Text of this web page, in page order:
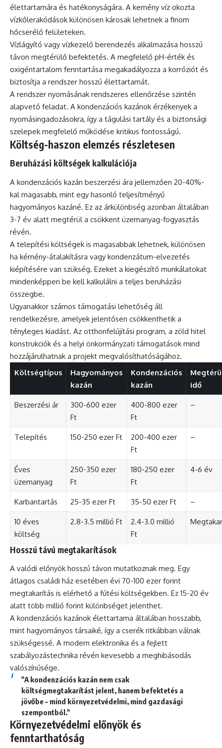
élettartamára és hatékonyságára. A kemény víz okozta
vízkőlerakódások különösen károsak lehetnek a finom
hőcserélő felületeken.
Vízlágyító vagy vízkezelő berendezés alkalmazása hosszú
távon megtérülő befektetés. A megfelelő pH-érték és
oxigéntartalom fenntartása megakadályozza a korróziót és
biztosítja a rendszer hosszú élettartamát.
A rendszer nyomásának rendszeres ellenőrzése szintén
alapvető feladat. A kondenzációs kazánok érzékenyek a
nyomásingadozásokra, így a tágulási tartály és a biztonsági
szelepek megfelelő működése kritikus fontosságú.
Költség-haszon elemzés részletesen
Beruházási költségek kalkulációja
A kondenzációs kazán beszerzési ára jellemzően 20-40%-
kal magasabb, mint egy hasonló teljesítményű
hagyományos kazáné. Ez az árkülönbség azonban általában
3-7 év alatt megtérül a csökkent üzemanyag-fogyasztás
révén.
A telepítési költségek is magasabbak lehetnek, különösen
ha kémény-átalakításra vagy kondenzátum-elvezetés
kiépítésére van szükség. Ezeket a kiegészítő munkálatokat
mindenképpen be kell kalkulálni a teljes beruházási
összegbe.
Ugyanakkor számos támogatási lehetőség áll
rendelkezésre, amelyek jelentősen csökkenthetik a
tényleges kiadást. Az otthonfelújítási program, a zöld hitel
konstrukciók és a helyi önkormányzati támogatások mind
hozzájárulhatnak a projekt megvalósíthatóságához.
Költségtípus
Hagyományos
kazán
Kondenzációs
kazán
idő
Beszerzési ár
300-600 ezer
Ft
400-800 ezer
Ft
–
Telepítés 150-250 ezer Ft
200-400 ezer
Ft
–
Éves
üzemanyag
250-350 ezer
Ft
180-250 ezer
Ft
4-6 év
Karbantartás 25-35 ezer Ft 35-50 ezer Ft –
10 éves
költség
2.8-3.5 millió Ft
2.4-3.0 millió
Ft
Hosszú távú megtakarítások
A valódi előnyök hosszú távon mutatkoznak meg. Egy
átlagos családi ház esetében évi 70-100 ezer forint
megtakarítás is elérhető a fűtési költségekben. Ez 15-20 év
alatt több millió forint különbséget jelenthet.
A kondenzációs kazánok élettartama általában hosszabb,
mint hagyományos társaiké, így a cserék ritkábban válnak
szükségessé. A modern elektronika és a fejlett
szabályozástechnika révén kevesebb a meghibásodás
valószínűsége.
"A kondenzációs kazán nem csak
költségmegtakarítást jelent, hanem befektetés a
jövőbe – mind környezetvédelmi, mind gazdasági
szempontból."
Környezetvédelmi előnyök és
fenntarthatóság